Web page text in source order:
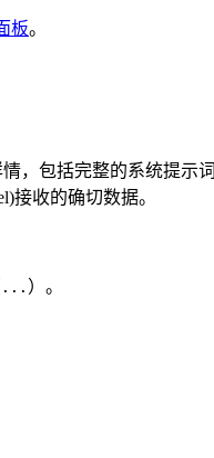
板。
，包括完整的系统提示
接收的确切数据。
... ）。